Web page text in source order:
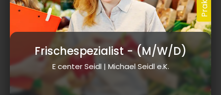
Frischespezialist- (M/W/D)
E center Seidl | Michael Seidl e.K.